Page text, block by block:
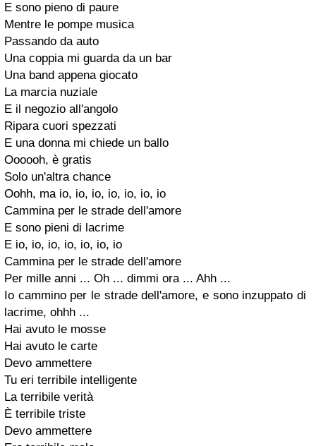
E sono pieno di paure
Mentre le pompe musica
Passando da auto
Una coppia mi guarda da un bar
Una band appena giocato
La marcia nuziale
E il negozio all'angolo
Ripara cuori spezzati
E una donna mi chiede un ballo
Oooooh, è gratis
Solo un'altra chance
Oohh, ma io, io, io, io, io, io, io
Cammina per le strade dell'amore
E sono pieni di lacrime
E io, io, io, io, io, io, io
Cammina per le strade dell'amore
Per mille anni ... Oh ... dimmi ora ... Ahh ...
Io cammino per le strade dell'amore, e sono inzuppato di
lacrime, ohhh ...
Hai avuto le mosse
Hai avuto le carte
Devo ammettere
Tu eri terribile intelligente
La terribile verità
È terribile triste
Devo ammettere